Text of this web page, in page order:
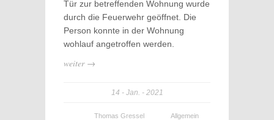
Tür zur betreffenden Wohnung wurde
durch die Feuerwehr geöffnet. Die
Person konnte in der Wohnung
wohlauf angetroffen werden.
weiter →
14 Jan. 2021
Thomas Gressel
Allgemein